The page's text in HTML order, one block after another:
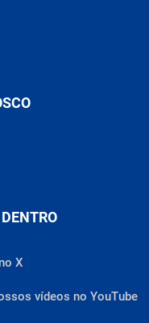
X
vídeos no YouTube